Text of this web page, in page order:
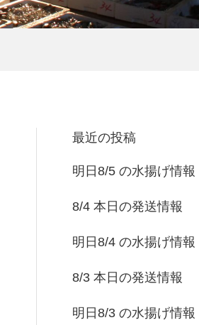
最近の投稿
明日8/5 の水揚げ情報
8/4 本日の発送情報
明日8/4 の水揚げ情報
8/3 本日の発送情報
明日8/3 の水揚げ情報